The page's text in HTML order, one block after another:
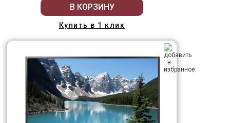
В КОРЗИНУ
Купить в 1 клик